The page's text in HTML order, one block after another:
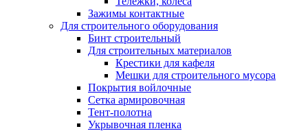
Зажимы контактные
Для строительного оборудования
Бинт строительный
Для строительных материалов
Крестики для кафеля
Мешки для строительного мусора
Покрытия войлочные
Сетка армировочная
Тент-полотна
Укрывочная пленка